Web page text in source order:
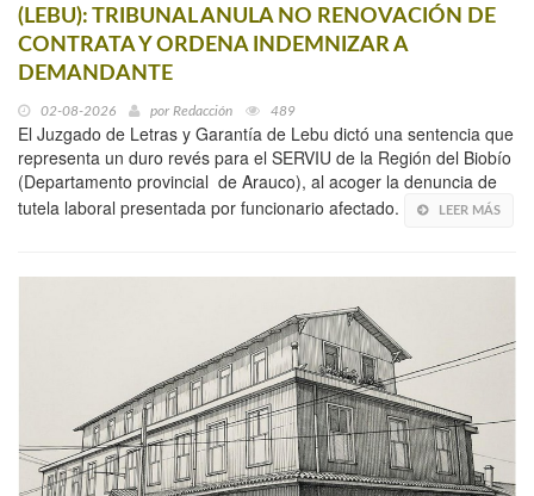
(LEBU): TRIBUNAL ANULA NO RENOVACIÓN DE
CONTRATA Y ORDENA INDEMNIZAR A
DEMANDANTE
02-08-2026 por Redacción 489
El Juzgado de Letras y Garantía de Lebu dictó una sentencia que
representa un duro revés para el SERVIU de la Región del Biobío
(Departamento provincial de Arauco), al acoger la denuncia de
tutela laboral presentada por funcionario afectado.
LEER MÁS